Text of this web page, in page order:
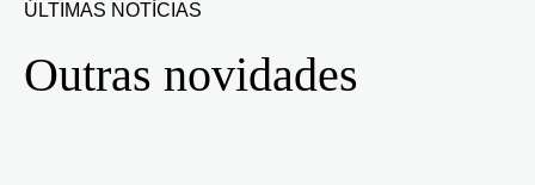
ÚLTIMAS NOTÍCIAS
Outras novidades